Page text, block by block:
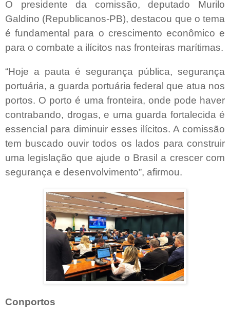
O presidente da comissão, deputado Murilo
Galdino (Republicanos-PB), destacou que o tema
é fundamental para o crescimento econômico e
para o combate a ilícitos nas fronteiras marítimas.
“Hoje a pauta é segurança pública, segurança
portuária, a guarda portuária federal que atua nos
portos. O porto é uma fronteira, onde pode haver
contrabando, drogas, e uma guarda fortalecida é
essencial para diminuir esses ilícitos. A comissão
tem buscado ouvir todos os lados para construir
uma legislação que ajude o Brasil a crescer com
segurança e desenvolvimento”, afirmou.
Conportos